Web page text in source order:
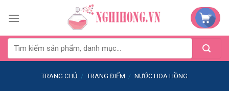
TRANG CHỦ / TRANG ĐIỂM / NƯỚC HOA HỒNG